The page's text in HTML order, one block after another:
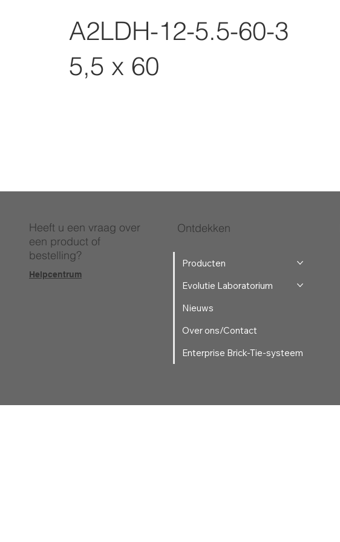
A2LDH-12-5.5-60-3
5,5 x 60
Heeft u een vraag over
een product of
bestelling?
Helpcentrum
Ontdekken
Producten
Evolutie Laboratorium
Nieuws
Over ons/Contact
Enterprise Brick-Tie-systeem